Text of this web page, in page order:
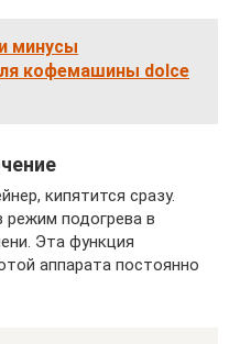
минусы
кофемашины dolce
кипятится сразу.
режим подогрева в
Эта функция
аппарата постоянно